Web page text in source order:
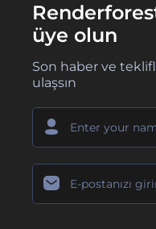
üye olun
Son haber ve
ulaşsın